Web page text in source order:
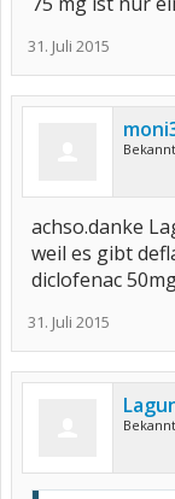
31. Juli 2015
achso.danke
weil es gibt
diclofenac
31. Juli 2015